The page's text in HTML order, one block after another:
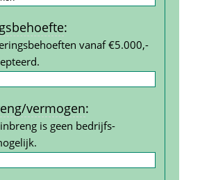
:
vanaf €5.000,-
vermogen:
is geen bedrijfs­